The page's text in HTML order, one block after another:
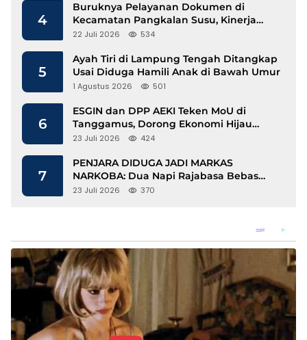
4
Buruknya Pelayanan Dokumen di
Kecamatan Pangkalan Susu, Kinerja
Disdukcapil Langkat Disorot
22 Juli 2026 534
5
Ayah Tiri di Lampung Tengah Ditangkap
Usai Diduga Hamili Anak di Bawah Umur
1 Agustus 2026 501
6
ESGIN dan DPP AEKI Teken MoU di
Tanggamus, Dorong Ekonomi Hijau
Berbasis Kopi dan Perdagangan Karbon
23 Juli 2026 424
7
PENJARA DIDUGA JADI MARKAS
NARKOBA: Dua Napi Rajabasa Bebas
Gunakan HP, Muncul Dugaan
23 Juli 2026 370